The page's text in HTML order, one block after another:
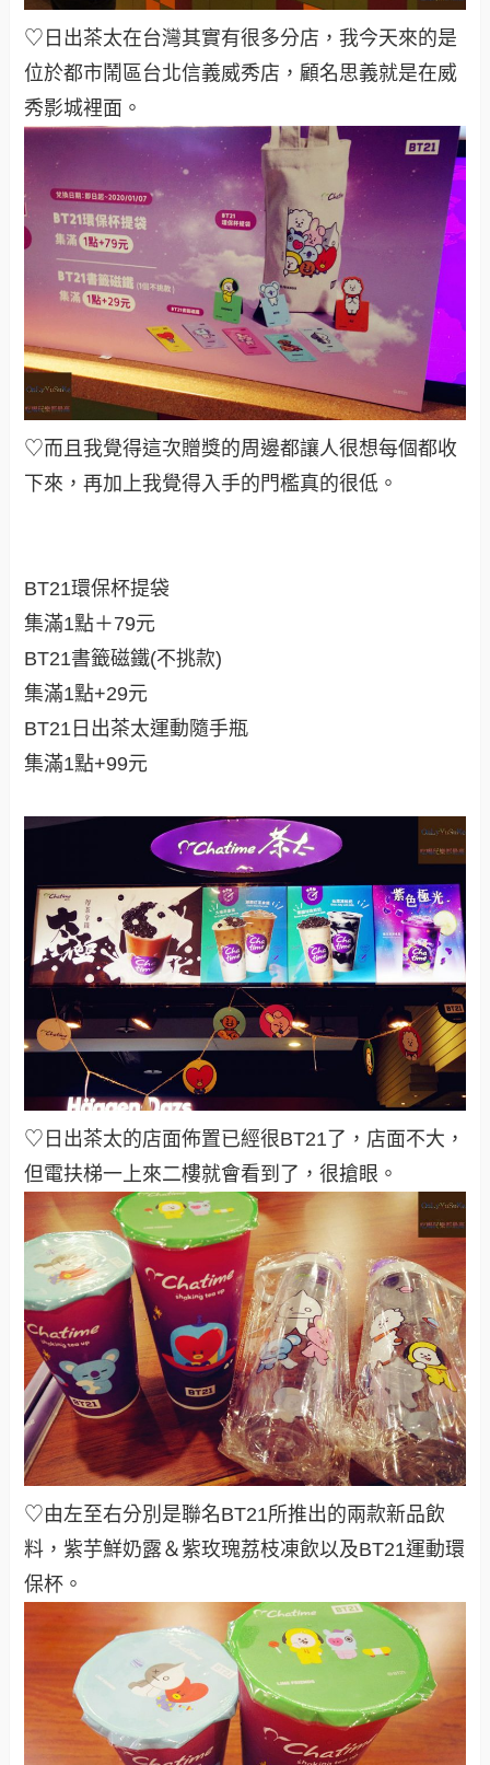
♡日出茶太在台灣其實有很多分店，我今天來的是
位於都市鬧區台北信義威秀店，顧名思義就是在威
秀影城裡面。
♡而且我覺得這次贈獎的周邊都讓人很想每個都收
下來，再加上我覺得入手的門檻真的很低。
BT21環保杯提袋
集滿1點＋79元
BT21書籤磁鐵(不挑款)
集滿1點+29元
BT21日出茶太運動隨手瓶
集滿1點+99元
♡日出茶太的店面佈置已經很BT21了，店面不大，
但電扶梯一上來二樓就會看到了，很搶眼。
♡由左至右分別是聯名BT21所推出的兩款新品飲
料，紫芋鮮奶露＆紫玫瑰荔枝凍飲以及BT21運動環
保杯。